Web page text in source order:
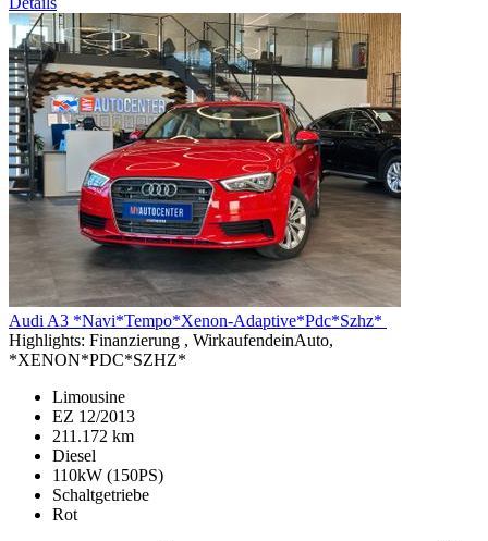
Audi A3 *Navi*Tempo*Xenon-Adaptive*Pdc*Szhz*
Highlights: Finanzierung , WirkaufendeinAuto,
*XENON*PDC*SZHZ*
Limousine
EZ 12/2013
211.172 km
Diesel
110kW (150PS)
Schaltgetriebe
Rot